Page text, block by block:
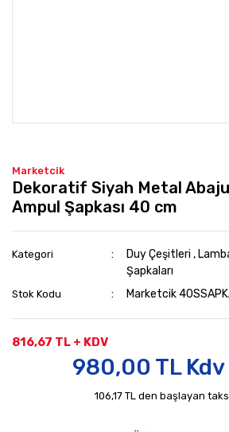
Marketcik
Dekoratif Siyah Metal
Ampul Şapkası 40 cm
Kategori Duy Çeşitleri ,
Şapkaları
Stok Kodu Marketcik
816,67 TL + KDV
980,00 TL
106,17 TL den başlayan